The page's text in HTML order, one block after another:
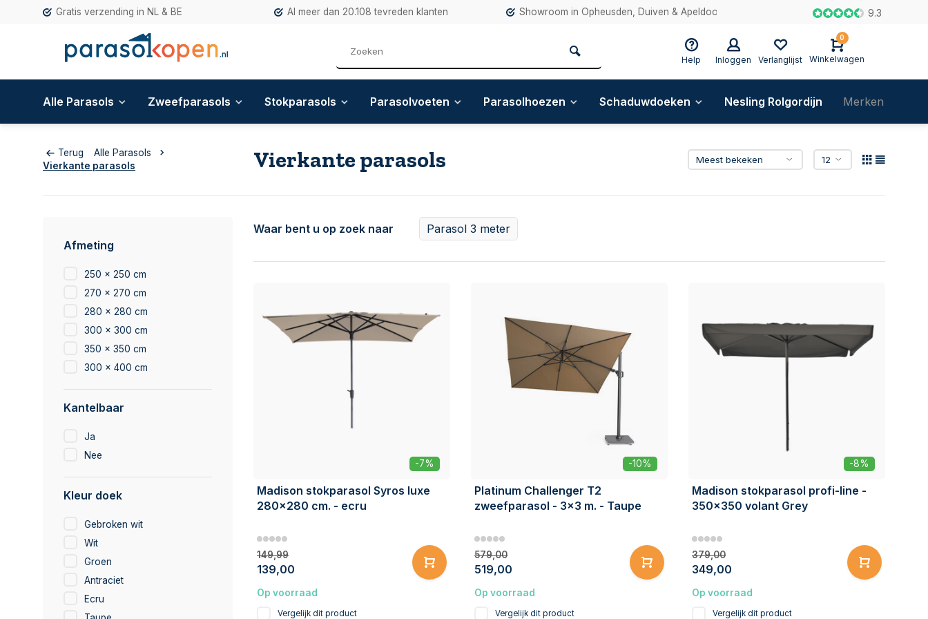
Gratis verzending in NL & BE Al meer dan 20.108 tevreden klanten Showroom in Opheusden, Duiven & Apeldoorn 9.3
Help Inloggen Verlanglijst
0
Winkelwagen
Alle Parasols Zweefparasols Stokparasols Parasolvoeten Parasolhoezen Schaduwdoeken Nesling Rolgordijn Merken
Terug
Alle Parasols
Vierkante parasols
Vierkante parasols
Afmeting
250 x 250 cm
270 x 270 cm
280 x 280 cm
300 x 300 cm
350 x 350 cm
300 x 400 cm
Kantelbaar
Ja
Nee
Kleur doek
Gebroken wit
Wit
Groen
Antraciet
Ecru
Waar bent u op zoek naar Parasol 3 meter
-7%
Madison stokparasol Syros luxe
280x280 cm. - ecru
149,99
139,00
Op voorraad
Vergelijk dit product
-10%
Platinum Challenger T2
zweefparasol - 3x3 m. - Taupe
579,00
519,00
Op voorraad
Vergelijk dit product
-8%
Madison stokparasol profi-line -
350x350 volant Grey
379,00
349,00
Op voorraad
Vergelijk dit product